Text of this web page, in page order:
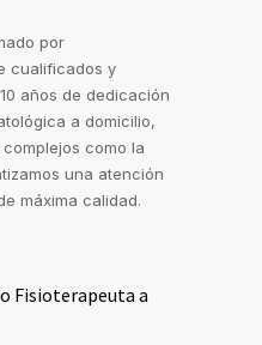
por
cualificados y
años de dedicación
a domicilio,
como la
una atención
máxima calidad.
Fisioterapeuta a